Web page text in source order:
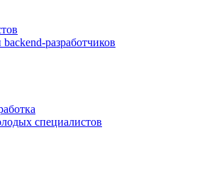
разработчиков
специалистов